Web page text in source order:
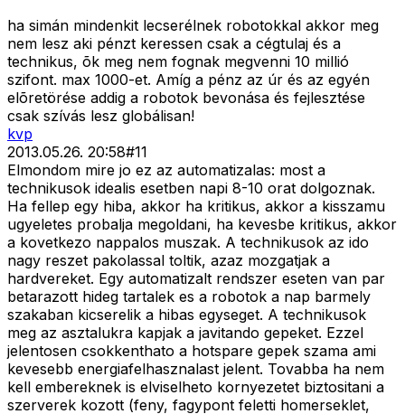
ha simán mindenkit lecserélnek robotokkal akkor meg
nem lesz aki pénzt keressen csak a cégtulaj és a
technikus, õk meg nem fognak megvenni 10 millió
szifont. max 1000-et. Amíg a pénz az úr és az egyén
elõretörése addig a robotok bevonása és fejlesztése
csak szívás lesz globálisan!
kvp
2013.05.26. 20:58#11
Elmondom mire jo ez az automatizalas: most a
technikusok idealis esetben napi 8-10 orat dolgoznak.
Ha fellep egy hiba, akkor ha kritikus, akkor a kisszamu
ugyeletes probalja megoldani, ha kevesbe kritikus, akkor
a kovetkezo nappalos muszak. A technikusok az ido
nagy reszet pakolassal toltik, azaz mozgatjak a
hardvereket. Egy automatizalt rendszer eseten van par
betarazott hideg tartalek es a robotok a nap barmely
szakaban kicserelik a hibas egyseget. A technikusok
meg az asztalukra kapjak a javitando gepeket. Ezzel
jelentosen csokkenthato a hotspare gepek szama ami
kevesebb energiafelhasznalast jelent. Tovabba ha nem
kell embereknek is elviselheto kornyezetet biztositani a
szerverek kozott (feny, fagypont feletti homerseklet,